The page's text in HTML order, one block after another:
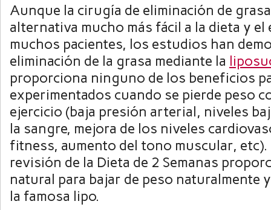
Aunque la cirugía de eliminación de
alternativa mucho más fácil a la dieta y el
muchos pacientes, los estudios han
eliminación de la grasa mediante la
proporciona ninguno de los beneficios
experimentados cuando se pierde peso
ejercicio (baja presión arterial, niveles
la sangre, mejora de los niveles
fitness, aumento del tono muscular, etc).
revisión de la Dieta de 2 Semanas
natural para bajar de peso naturalmente
la famosa lipo.